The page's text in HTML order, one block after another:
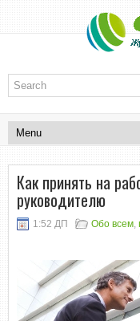
Как принять на
руководителю
1:52 ДП Обо всем,